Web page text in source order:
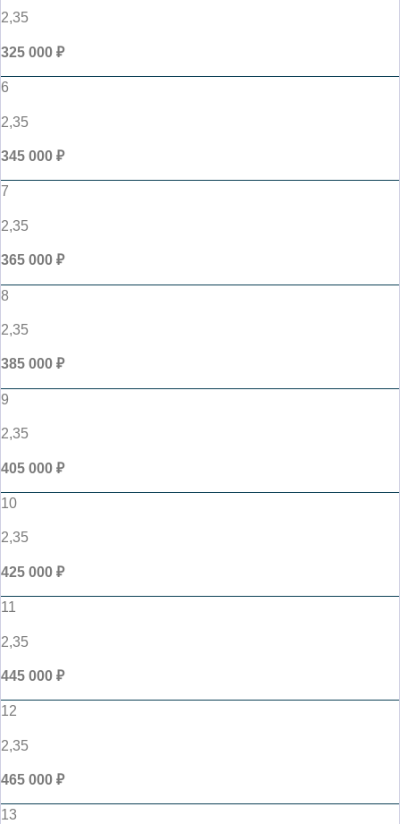
2,35
325 000 ₽
6
2,35
345 000 ₽
7
2,35
365 000 ₽
8
2,35
385 000 ₽
9
2,35
405 000 ₽
10
2,35
425 000 ₽
11
2,35
445 000 ₽
12
2,35
465 000 ₽
13